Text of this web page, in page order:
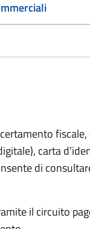
carta
di
il circuito